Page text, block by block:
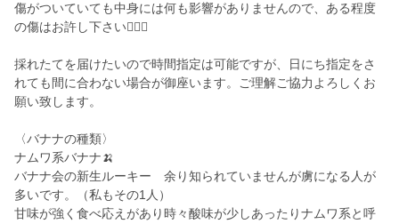
傷がついていても中身には何も影響がありませんので、ある程度
の傷はお許し下さい🙇🏽‍♂️
採れたてを届けたいので時間指定は可能ですが、日にち指定をさ
れても間に合わない場合が御座います。ご理解ご協力よろしくお
願い致します。
〈バナナの種類〉
ナムワ系バナナ🍌
バナナ会の新生ルーキー 余り知られていませんが虜になる人が
多いです。（私もその1人）
甘味が強く食べ応えがあり時々酸味が少しあったりナムワ系と呼